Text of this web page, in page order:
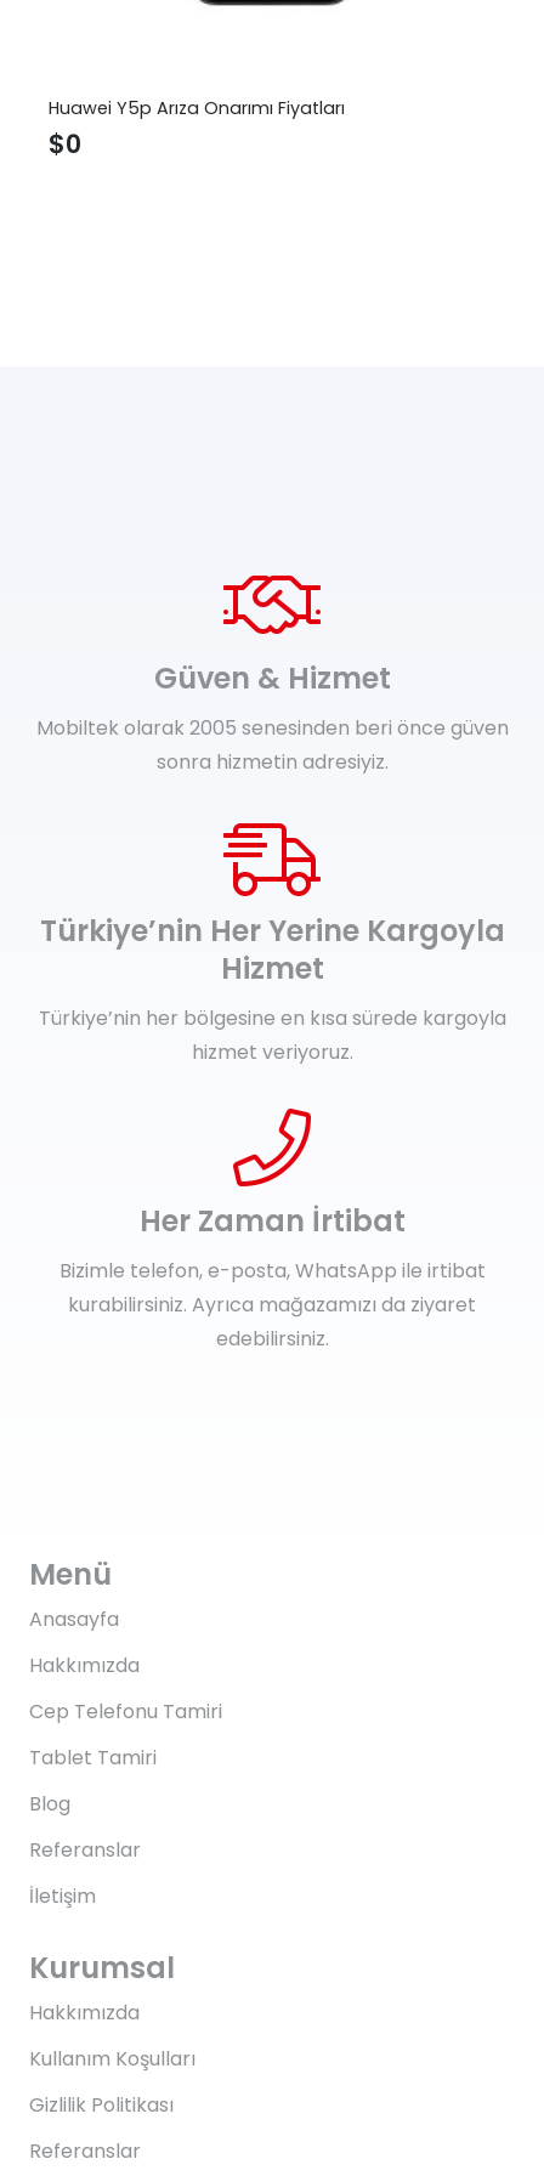
Huawei Y5p Arıza Onarımı Fiyatları
$0
Güven & Hizmet
Mobiltek olarak 2005 senesinden beri önce güven
sonra hizmetin adresiyiz.
Türkiye’nin Her Yerine Kargoyla
Hizmet
Türkiye’nin her bölgesine en kısa sürede kargoyla
hizmet veriyoruz.
Her Zaman İrtibat
Bizimle telefon, e-posta, WhatsApp ile irtibat
kurabilirsiniz. Ayrıca mağazamızı da ziyaret
edebilirsiniz.
Menü
Anasayfa
Hakkımızda
Cep Telefonu Tamiri
Tablet Tamiri
Blog
Referanslar
İletişim
Kurumsal
Hakkımızda
Kullanım Koşulları
Gizlilik Politikası
Referanslar